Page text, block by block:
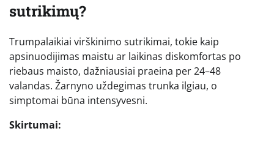
sutrikimų?
Trumpalaikiai virškinimo sutrikimai, tokie kaip
apsinuodijimas maistu ar laikinas diskomfortas po
riebaus maisto, dažniausiai praeina per 24–48
valandas. Žarnyno uždegimas trunka ilgiau, o
simptomai būna intensyvesni.
Skirtumai: